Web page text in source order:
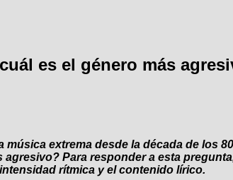
es el género más
extrema desde la década de los
Para responder a esta
rítmica y el contenido lírico.